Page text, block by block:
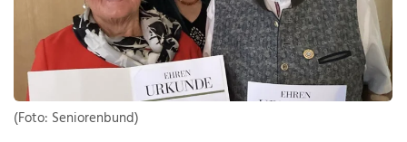
(Foto: Seniorenbund)